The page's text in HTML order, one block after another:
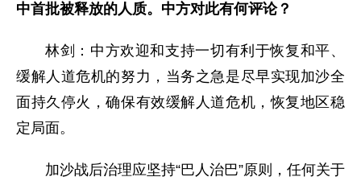
中首批被释放的人质。中方对此有何评论？
林剑：中方欢迎和支持一切有利于恢复和平、
缓解人道危机的努力，当务之急是尽早实现加沙全
面持久停火，确保有效缓解人道危机，恢复地区稳
定局面。
加沙战后治理应坚持“巴人治巴”原则，任何关于